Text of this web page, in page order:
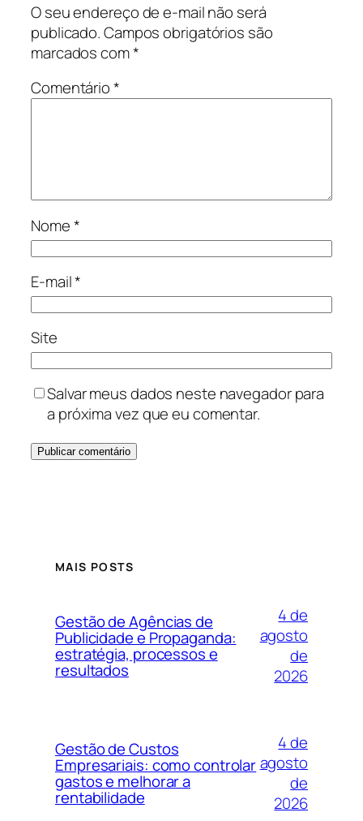
O seu endereço de e-mail não será
publicado.Campos obrigatórios são
marcados com*
Comentário*
Nome*
E-mail*
Site
Salvar meus dados neste navegador para
a próxima vez que eu comentar.
MAIS POSTS
Gestão de Agências de
Publicidade e Propaganda:
estratégia, processos e
resultados
4 de
agosto
de
2026
Gestão de Custos
Empresariais: como controlar
gastos e melhorar a
rentabilidade
4 de
agosto
de
2026